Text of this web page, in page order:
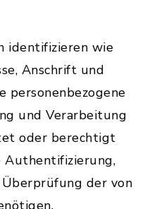
identifizieren wie
Anschrift und
personenbezogene
und Verarbeitung
oder berechtigt
Authentifizierung,
der von